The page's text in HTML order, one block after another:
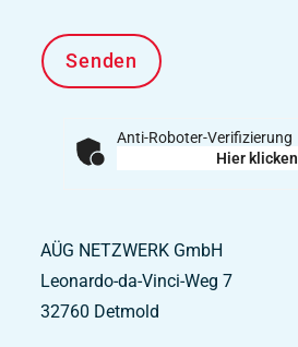
Anti-Roboter-Verifizierung
Hier klicken
AÜG NETZWERK GmbH
Leonardo-da-Vinci-Weg 7
32760 Detmold